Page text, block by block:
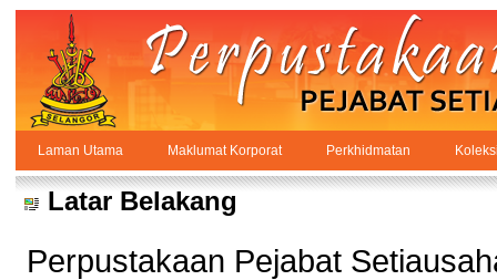
Skip to Content
PPSUKSEL
Maklumat Korporat
Laman Utama Maklumat Korporat Perkhidmatan
Latar Belakang
Perpustakaan Pejabat